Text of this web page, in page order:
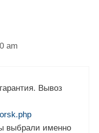
am
Вывоз
выбрали именно